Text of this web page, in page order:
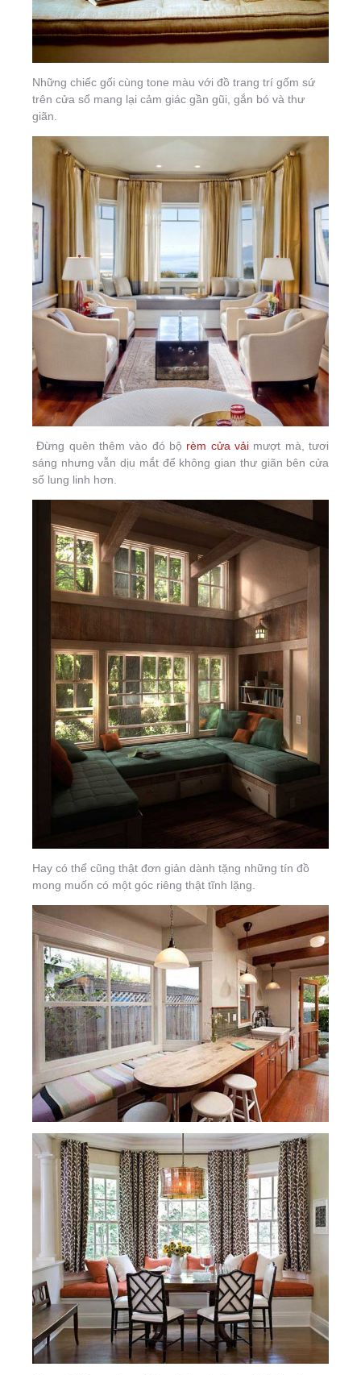
Những chiếc gối cùng tone màu với đồ trang trí gốm sứ
trên cửa sổ mang lại cảm giác gần gũi, gắn bó và thư
giãn.
Đừng quên thêm vào đó bộ rèm cửa vải mượt mà, tươi
sáng nhưng vẫn dịu mắt để không gian thư giãn bên cửa
sổ lung linh hơn.
Hay có thể cũng thật đơn giản dành tặng những tín đồ
mong muốn có một góc riêng thật tĩnh lặng.